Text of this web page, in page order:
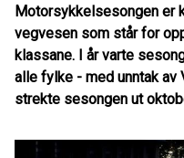
Motorsykkelsesongen er
vegvesen som står for
klassane. I år varte
alle fylke - med unntak av
strekte sesongen ut